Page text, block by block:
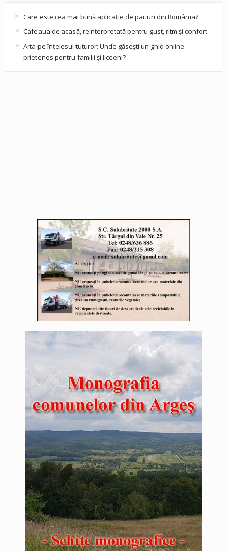
Care este cea mai bună aplicație de pariuri din România?
Cafeaua de acasă, reinterpretată pentru gust, ritm și confort
Arta pe înțelesul tuturor: Unde găsești un ghid online
prietenos pentru familii și liceeni?